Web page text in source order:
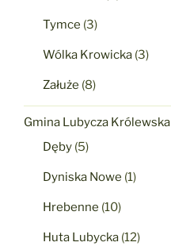
Tymce (3)
Wólka Krowicka (3)
Załuże (8)
Gmina Lubycza Królewska
Dęby (5)
Dyniska Nowe (1)
Hrebenne (10)
Huta Lubycka (12)